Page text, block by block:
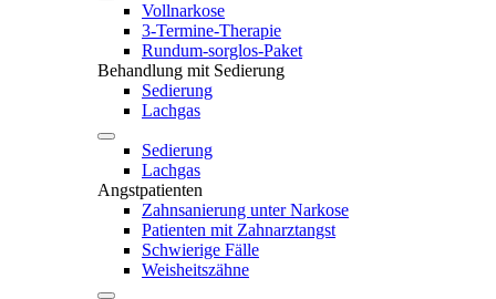
Vollnarkose
3-Termine-Therapie
Rundum-sorglos-Paket
Behandlung mit Sedierung
Sedierung
Lachgas
Sedierung
Lachgas
Angstpatienten
Zahnsanierung unter Narkose
Patienten mit Zahnarztangst
Schwierige Fälle
Weisheitszähne